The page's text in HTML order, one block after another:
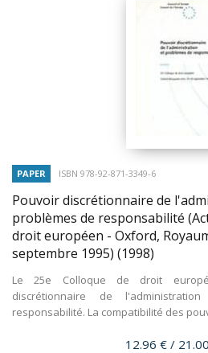
PAPER ISBN 978-92-871-3349-6
Pouvoir discrétionnaire de
problèmes de responsabilité
droit européen - Oxford,
septembre 1995) (1998)
Le 25e Colloque de droit
discrétionnaire de
responsabilité. La compatibilité des
Price
12.96 € /